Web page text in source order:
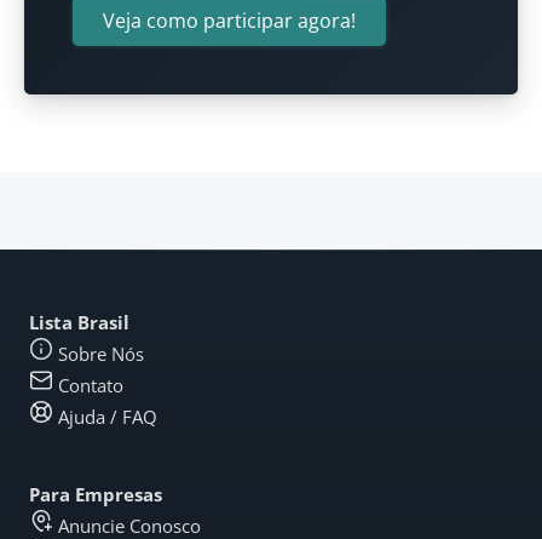
Veja como participar agora!
Lista Brasil
Sobre Nós
Contato
Ajuda / FAQ
Para Empresas
Anuncie Conosco